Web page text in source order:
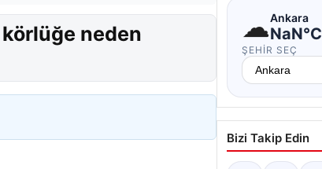
körlüğe neden
☁Ankara
NaN°C
ŞEHIR SEÇ
Bizi Takip Edin